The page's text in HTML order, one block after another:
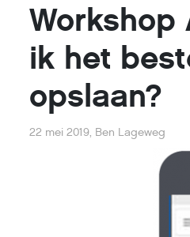
Workshop
ik het
opslaan?
22 mei 2019, Ben Lageweg